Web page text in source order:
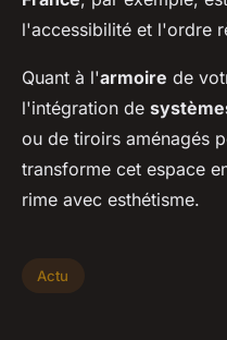
l'accessibilité et l'ordre
Quant à l'armoire de
l'intégration de
ou de tiroirs aménagés
transforme cet espace
rime avec esthétisme.
Actu